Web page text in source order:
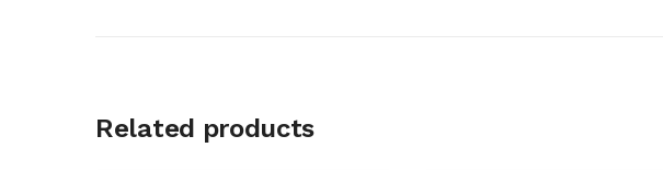
Related products